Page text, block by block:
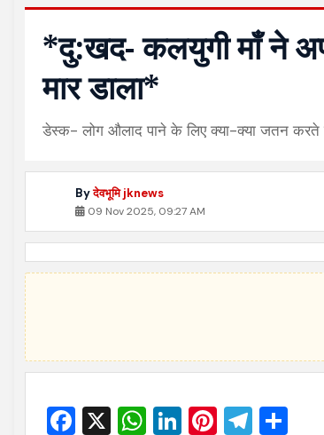
*दु:खद- कलयुगी माँ ने
मार डाला*
डेस्क- लोग औलाद पाने के लिए क्या-क्या जतन करते
Byदेवभूमि jknews
09 Nov 2025, 09:27 AM
Facebook
X WhatsApp
LinkedIn
Pinterest